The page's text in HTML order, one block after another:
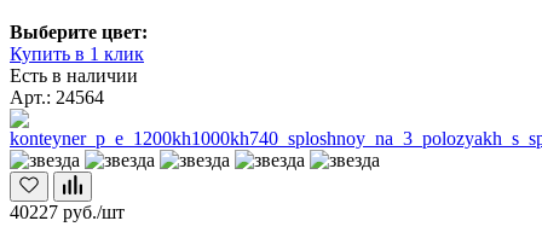
Выберите цвет:
Купить в 1 клик
Есть в наличии
Арт.: 24564
40227 руб./шт